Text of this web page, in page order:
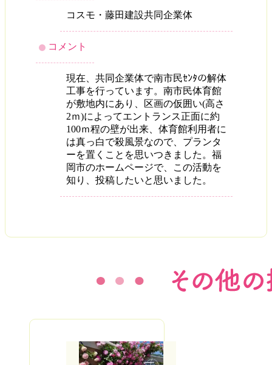
コスモ・藤田建設共同企業体
コメント
現在、共同企業体で南市民ｾﾝﾀの解体
工事を行っています。南市民体育館
が敷地内にあり、区画の仮囲い(高さ
2ｍ)によってエントランス正面に約
100ｍ程の壁が出来、体育館利用者に
は真っ白で殺風景なので、プランタ
ーを置くことを思いつきました。福
岡市のホームページで、この活動を
知り、投稿したいと思いました。